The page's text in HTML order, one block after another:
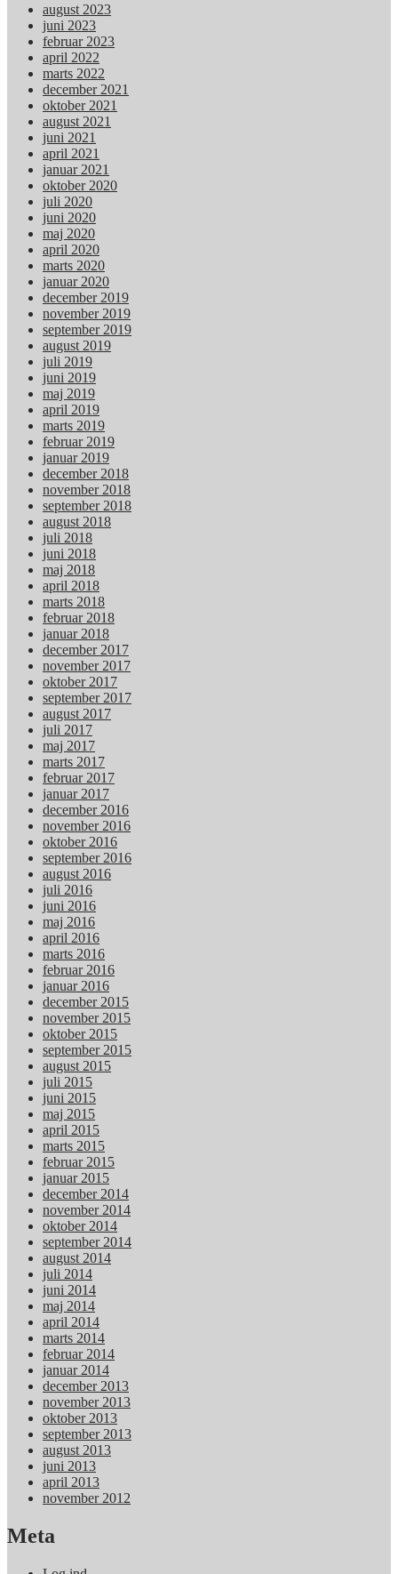
august 2023
juni 2023
februar 2023
april 2022
marts 2022
december 2021
oktober 2021
august 2021
juni 2021
april 2021
januar 2021
oktober 2020
juli 2020
juni 2020
maj 2020
april 2020
marts 2020
januar 2020
december 2019
november 2019
september 2019
august 2019
juli 2019
juni 2019
maj 2019
april 2019
marts 2019
februar 2019
januar 2019
december 2018
november 2018
september 2018
august 2018
juli 2018
juni 2018
maj 2018
april 2018
marts 2018
februar 2018
januar 2018
december 2017
november 2017
oktober 2017
september 2017
august 2017
juli 2017
maj 2017
marts 2017
februar 2017
januar 2017
december 2016
november 2016
oktober 2016
september 2016
august 2016
juli 2016
juni 2016
maj 2016
april 2016
marts 2016
februar 2016
januar 2016
december 2015
november 2015
oktober 2015
september 2015
august 2015
juli 2015
juni 2015
maj 2015
april 2015
marts 2015
februar 2015
januar 2015
december 2014
november 2014
oktober 2014
september 2014
august 2014
juli 2014
juni 2014
maj 2014
april 2014
marts 2014
februar 2014
januar 2014
december 2013
november 2013
oktober 2013
september 2013
august 2013
juni 2013
april 2013
november 2012
Meta